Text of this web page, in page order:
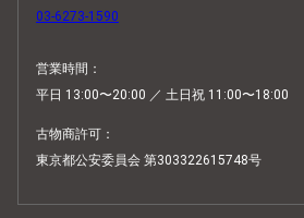
03-6273-1590
営業時間：
平日 13:00〜20:00 ／ 土日祝 11:00〜18:00
古物商許可：
東京都公安委員会 第303322615748号